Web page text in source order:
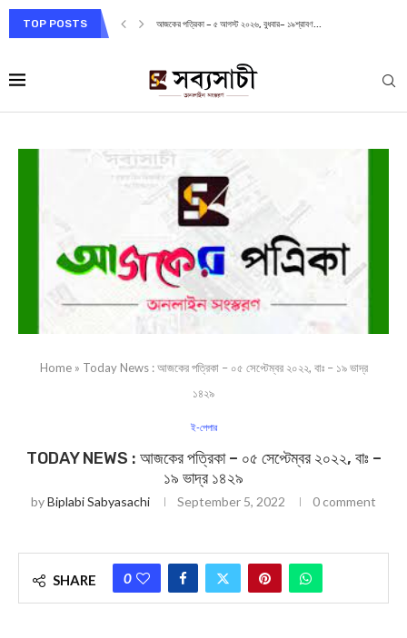
TOP POSTS আজকের পত্রিকা – ৫ আগস্ট ২০২৬, বুধবার– ১৯শ্রাবণ...
Home» Today News : আজকের পত্রিকা – ০৫ সেপ্টেম্বর ২০২২, বাঃ – ১৯ ভাদ্র
১৪২৯
ই-পেপার
TODAY NEWS : আজকের পত্রিকা – ০৫ সেপ্টেম্বর ২০২২, বাঃ –
১৯ ভাদ্র ১৪২৯
byBiplabi Sabyasachi September 5, 2022 0 comment
SHARE 0